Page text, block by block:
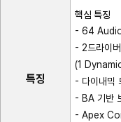
특징
핵심 특징
- 64 Audio
- 2드라이
(1
- 다이내믹
- BA 기반
- Apex